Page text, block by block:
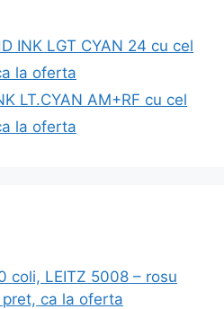
INK LGT CYAN 24 cu cel
la oferta
LT.CYAN AM+RF cu cel
la oferta
coli, LEITZ 5008 – rosu
ca la oferta